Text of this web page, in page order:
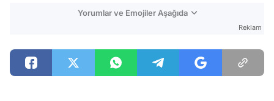
Yorumlar ve Emojiler Aşağıda
Reklam